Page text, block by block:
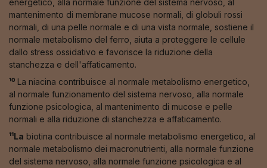
energetico, alla normale funzione del sistema nervoso, al
mantenimento di membrane mucose normali, di globuli rossi
normali, di una pelle normale e di una vista normale, sostiene il
normale metabolismo del ferro, aiuta a proteggere le cellule
dallo stress ossidativo e favorisce la riduzione della
stanchezza e dell'affaticamento.
¹⁰ La niacina contribuisce al normale metabolismo energetico,
al normale funzionamento del sistema nervoso, alla normale
funzione psicologica, al mantenimento di mucose e pelle
normali e alla riduzione di stanchezza e affaticamento.
¹¹La biotina contribuisce al normale metabolismo energetico, al
normale metabolismo dei macronutrienti, alla normale funzione
del sistema nervoso, alla normale funzione psicologica e al